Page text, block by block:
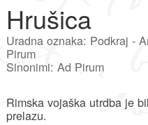
Hrušica
Uradna oznaka: Podkraj -
Pirum
Sinonimi: Ad Pirum
Rimska vojaška utrdba je
prelazu.